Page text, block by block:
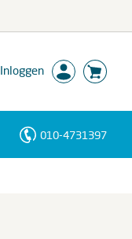
Inloggen
010-4731397